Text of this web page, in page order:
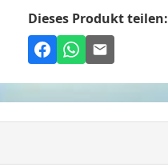
Dieses Produkt teilen: